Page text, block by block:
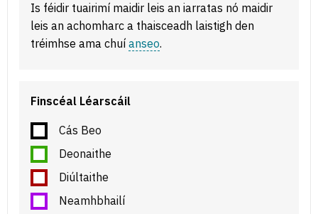
Is féidir tuairimí maidir leis an iarratas nó maidir
leis an achomharc a thaisceadh laistigh den
tréimhse ama chuí anseo.
Finscéal Léarscáil
Cás Beo
Deonaithe
Diúltaithe
Neamhbhailí